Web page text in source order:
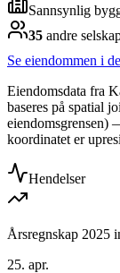
Sannsynlig
35 andre
Se eiendommen i
Eiendomsdata fra
baseres på spatial
eiendomsgrensen)
koordinatet er
Hendelser
Årsregnskap 2025
25. apr.